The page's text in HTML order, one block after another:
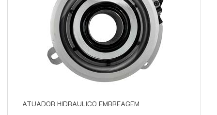
ATUADOR HIDRAULICO EMBREAGEM